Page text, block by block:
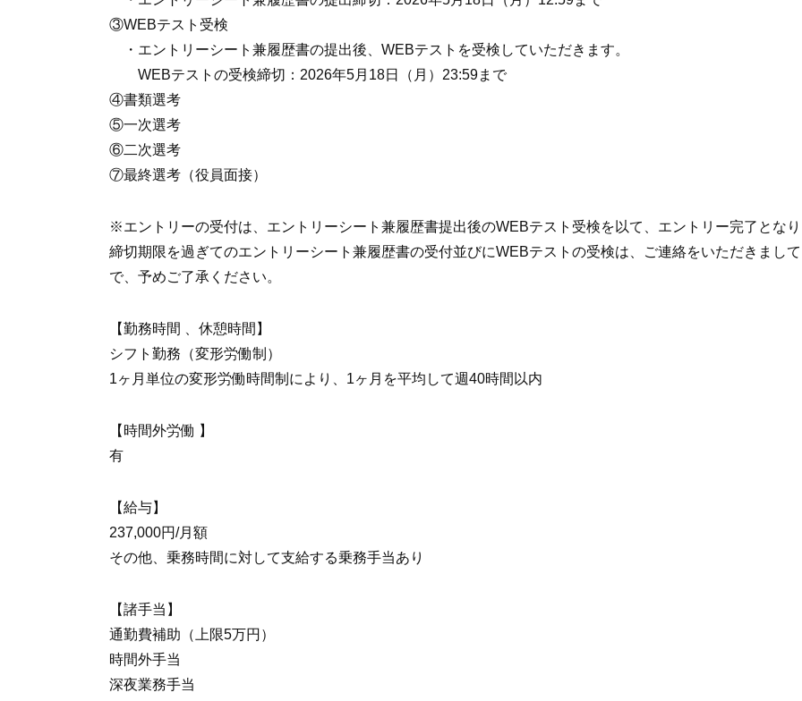
③WEBテスト受検
・エントリーシート兼履歴書の提出後、WEBテストを受検していただきます。
WEBテストの受検締切：2026年5月18日（月）23:59まで
④書類選考
⑤一次選考
⑥二次選考
⑦最終選考（役員面接）
※エントリーの受付は、エントリーシート兼履歴書提出後のWEBテスト受検を以て、エントリー完了とな
締切期限を過ぎてのエントリーシート兼履歴書の受付並びにWEBテストの受検は、ご連絡をいただきまし
で、予めご了承ください。
【勤務時間 、休憩時間】
シフト勤務（変形労働制）
1ヶ月単位の変形労働時間制により、1ヶ月を平均して週40時間以内
【時間外労働 】
有
【給与】
237,000円/月額
その他、乗務時間に対して支給する乗務手当あり
【諸手当】
通勤費補助（上限5万円）
時間外手当
深夜業務手当